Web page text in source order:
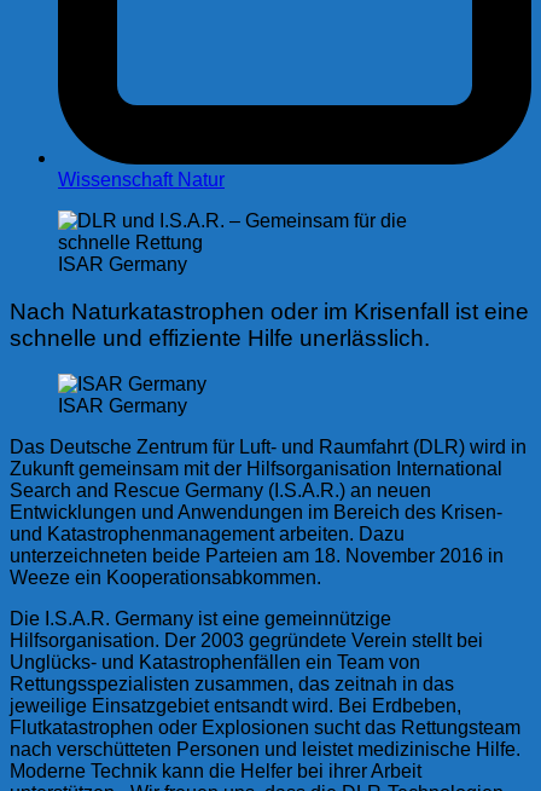
Wissenschaft Natur
ISAR Germany
Nach Naturkatastrophen oder im Krisenfall ist eine
schnelle und effiziente Hilfe unerlässlich.
ISAR Germany
Das Deutsche Zentrum für Luft- und Raumfahrt (DLR) wird in
Zukunft gemeinsam mit der Hilfsorganisation International
Search and Rescue Germany (I.S.A.R.) an neuen
Entwicklungen und Anwendungen im Bereich des Krisen-
und Katastrophenmanagement arbeiten. Dazu
unterzeichneten beide Parteien am 18. November 2016 in
Weeze ein Kooperationsabkommen.
Die I.S.A.R. Germany ist eine gemeinnützige
Hilfsorganisation. Der 2003 gegründete Verein stellt bei
Unglücks- und Katastrophenfällen ein Team von
Rettungsspezialisten zusammen, das zeitnah in das
jeweilige Einsatzgebiet entsandt wird. Bei Erdbeben,
Flutkatastrophen oder Explosionen sucht das Rettungsteam
nach verschütteten Personen und leistet medizinische Hilfe.
Moderne Technik kann die Helfer bei ihrer Arbeit